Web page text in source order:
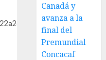
Canadá y
avanza a la
final del
Premundial
Concacaf